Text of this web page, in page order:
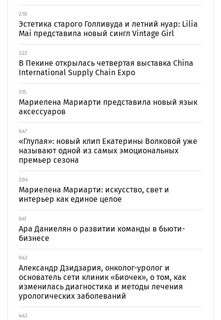
2:10
Эстетика старого Голливуда и летний нуар: Lilia
Mai представила новый сингл Vintage Girl
3:22
В Пекине открылась четвертая выставка China
International Supply Chain Expo
1:15
Мариелена Мариарти представила новый язык
аксессуаров
6:47
«Глупая»: новый клип Екатерины Волковой уже
называют одной из самых эмоциональных
премьер сезона
2:04
Мариелена Мариарти: искусство, свет и
интерьер как единое целое
6:41
Ара Даниелян о развитии команды в бьюти-
бизнесе
9:43
Александр Дзидзария, онколог-уролог и
основатель сети клиник «Биочек», о том, как
изменилась диагностика и методы лечения
урологических заболеваний
4:43